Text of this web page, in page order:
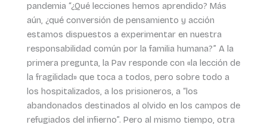
pandemia “¿Qué lecciones hemos aprendido? Más
aún, ¿qué conversión de pensamiento y acción
estamos dispuestos a experimentar en nuestra
responsabilidad común por la familia humana?” A la
primera pregunta, la Pav responde con «la lección de
la fragilidad» que toca a todos, pero sobre todo a
los hospitalizados, a los prisioneros, a “los
abandonados destinados al olvido en los campos de
refugiados del infierno”. Pero al mismo tiempo, otra